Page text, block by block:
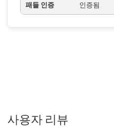
패들 인증 인증됨
사용자 리뷰